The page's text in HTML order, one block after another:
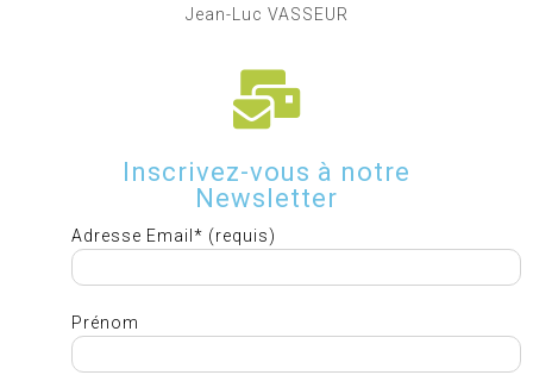
Jean-Luc VASSEUR
Inscrivez-vous à notre
Newsletter
Adresse Email* (requis)
Prénom